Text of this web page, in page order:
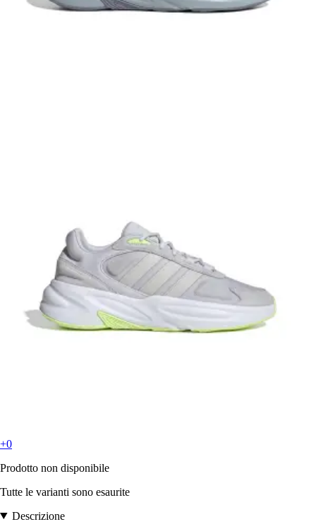
+0
Prodotto non disponibile
Tutte le varianti sono esaurite
Descrizione